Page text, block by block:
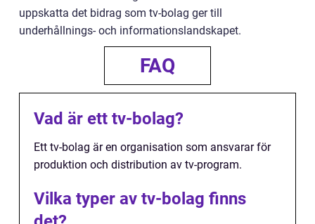
uppskatta det bidrag som tv-bolag ger till
underhållnings- och informationslandskapet.
FAQ
Vad är ett tv-bolag?
Ett tv-bolag är en organisation som ansvarar för
produktion och distribution av tv-program.
Vilka typer av tv-bolag finns